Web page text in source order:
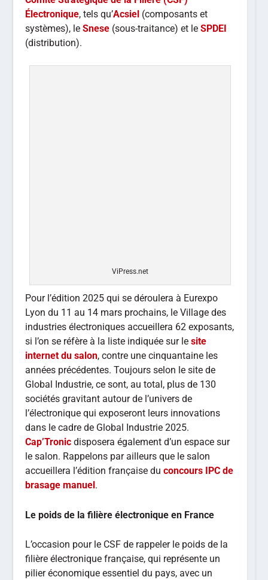
Électronique, tels qu’Acsiel (composants et
systèmes), leSnese (sous-traitance) et leSPDEI
(distribution).
ViPress.net
Pour l’édition 2025 qui se déroulera à Eurexpo
Lyon du 11 au 14 mars prochains, le Village des
industries électroniques accueillera 62 exposants,
si l’on se réfère à la liste indiquée sur le site
internet du salon, contre une cinquantaine les
années précédentes. Toujours selon le site de
Global Industrie, ce sont, au total, plus de 130
sociétés gravitant autour de l’univers de
l’électronique qui exposeront leurs innovations
dans le cadre de Global Industrie 2025.
Cap’Tronic disposera également d’un espace sur
le salon. Rappelons par ailleurs que le salon
accueillera l’édition française duconcours IPC de
brasage manuel .
Le poids de la filière électronique en France
L’occasion pour le CSF de rappeler le poids de la
filière électronique française, qui représente un
pilier économique essentiel du pays, avec un